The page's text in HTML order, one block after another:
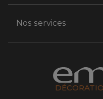
Nos services